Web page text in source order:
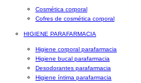
Cosmética corporal
Cofres de cosmética corporal
HIGIENE PARAFARMACIA
Higiene corporal parafarmacia
Higiene bucal parafarmacia
Desodorantes parafarmacia
Higiene íntima parafarmacia